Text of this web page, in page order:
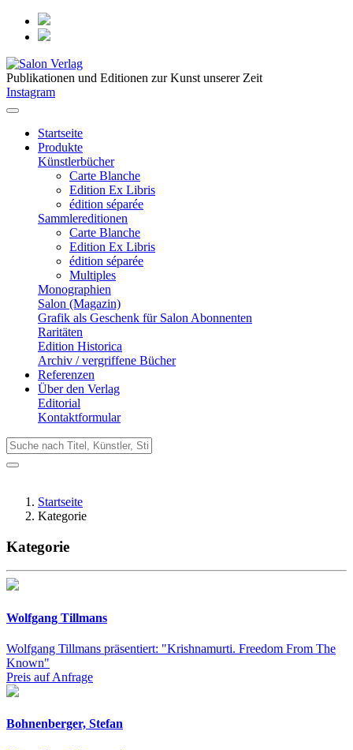
Publikationen und Editionen zur Kunst unserer Zeit
Instagram
Startseite
Produkte
Künstlerbücher
Carte Blanche
Edition Ex Libris
édition séparée
Sammlereditionen
Carte Blanche
Edition Ex Libris
édition séparée
Multiples
Monographien
Salon (Magazin)
Grafik als Geschenk für Salon Abonnenten
Raritäten
Edition Historica
Archiv / vergriffene Bücher
Referenzen
Über den Verlag
Editorial
Kontaktformular
Startseite
Kategorie
Kategorie
Wolfgang Tillmans
Wolfgang Tillmans präsentiert: "Krishnamurti. Freedom From The
Known"
Preis auf Anfrage
Bohnenberger, Stefan